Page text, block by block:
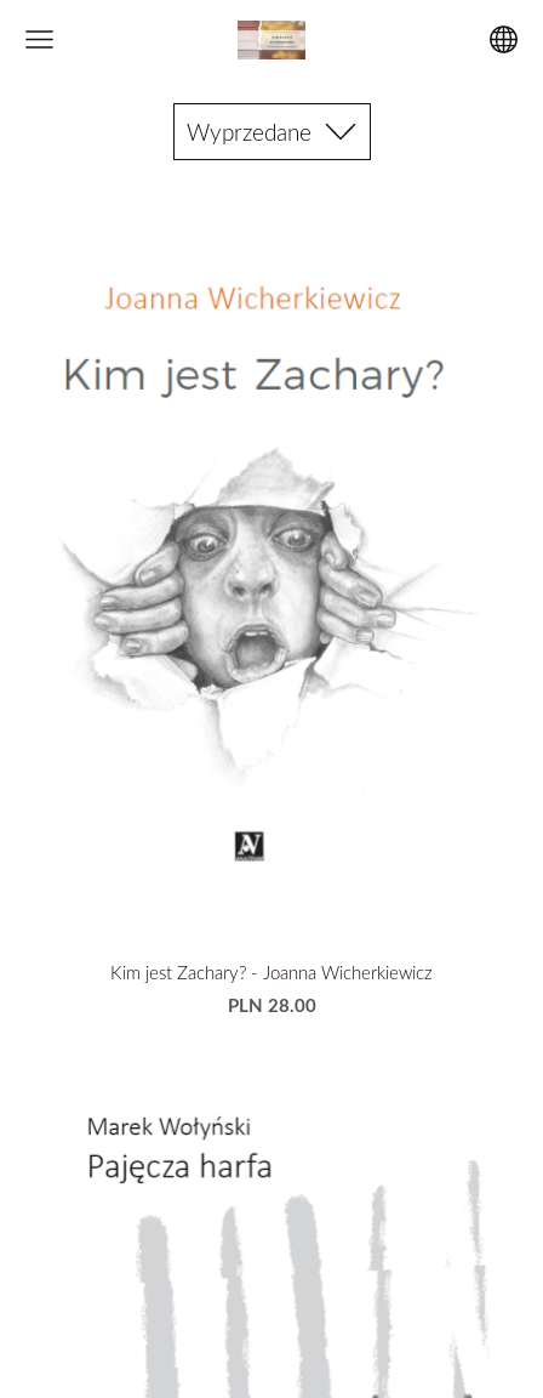
Wyprzedane
Kim jest Zachary? - Joanna Wicherkiewicz
PLN 28.00